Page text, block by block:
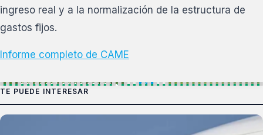
ingreso real y a la normalización de la estructura de
gastos fijos.
Informe completo de CAME
TE PUEDE INTERESAR